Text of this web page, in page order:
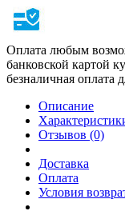
Оплата любым
банковской картой
безналичная оплата
Описание
Отзывов (0)
Доставка
Оплата
Условия